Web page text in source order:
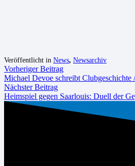
Veröffentlicht in News, Newsarchiv
Vorheriger Beitrag
Michael Devoe schreibt Clubgeschichte
Nächster Beitrag
Heimspiel gegen Saarlouis: Duell der